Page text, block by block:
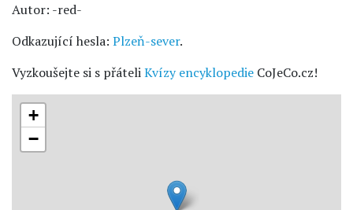
Autor: -red-
Odkazující hesla: Plzeň-sever.
Vyzkoušejte si s přáteliKvízy encyklopedie CoJeCo.cz!
+
−